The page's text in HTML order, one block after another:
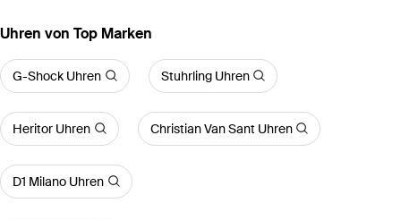
Uhren von Top Marken
G-Shock Uhren Stuhrling Uhren
Heritor Uhren Christian Van Sant Uhren
D1 Milano Uhren